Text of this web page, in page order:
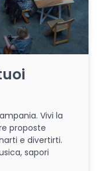
Vivi la
proposte
e divertirti.
sapori